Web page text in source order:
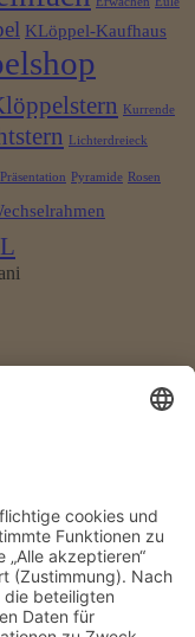
KLöppel-Kaufhaus
Kurrende
Lichterdreieck
Präsentation Pyramide Rosen